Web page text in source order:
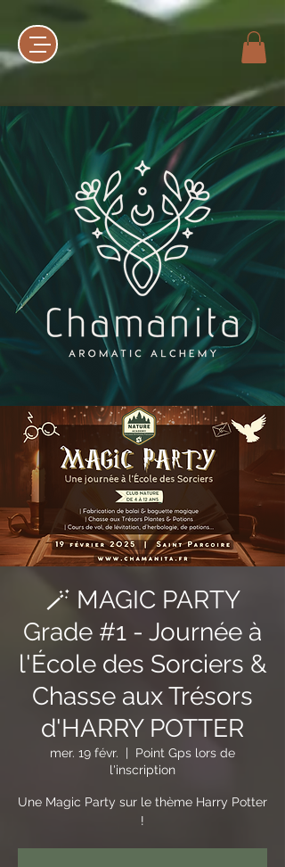
🪄 MAGIC PARTY
Grade #1 - Journée à
l'École des Sorciers &
Chasse aux Trésors
d'HARRY POTTER
mer. 19 févr.
  |
Point Gps lors de
l'inscription
Une Magic Party sur le thème Harry Potter
!